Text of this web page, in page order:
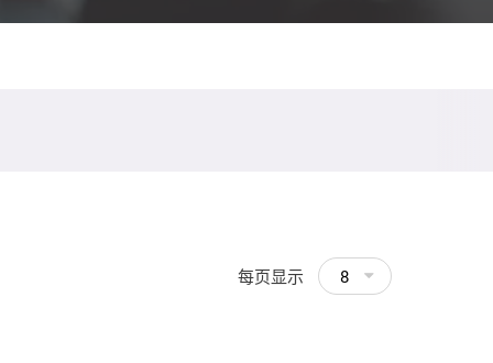
每页显示 8